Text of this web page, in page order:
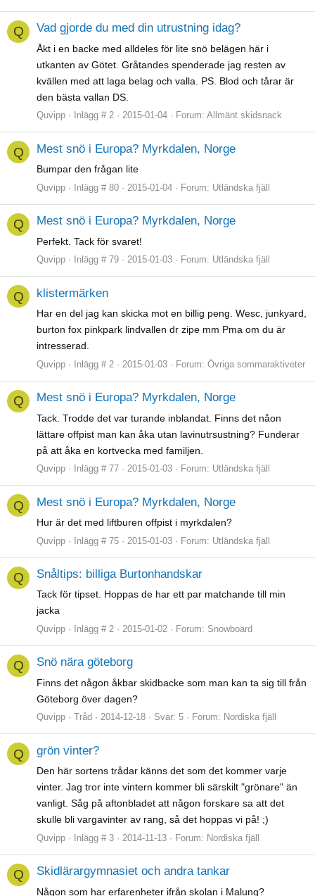
Q Vad gjorde du med din utrustning idag?
Åkt i en backe med alldeles för lite snö belägen här i
utkanten av Götet. Gråtandes spenderade jag resten av
kvällen med att laga belag och valla. PS. Blod och tårar är
den bästa vallan DS.
Quvipp Inlägg # 2 2015-01-04 Forum: Allmänt skidsnack
Q Mest snö i Europa? Myrkdalen, Norge
Bumpar den frågan lite
Quvipp Inlägg # 80 2015-01-04 Forum: Utländska fjäll
Q Mest snö i Europa? Myrkdalen, Norge
Perfekt. Tack för svaret!
Quvipp Inlägg # 79 2015-01-03 Forum: Utländska fjäll
Q klistermärken
Har en del jag kan skicka mot en billig peng. Wesc, junkyard,
burton fox pinkpark lindvallen dr zipe mm Pma om du är
intresserad.
Quvipp Inlägg # 2 2015-01-03 Forum: Övriga sommaraktiveter
Q Mest snö i Europa? Myrkdalen, Norge
Tack. Trodde det var turande inblandat. Finns det nåon
lättare offpist man kan åka utan lavinutrsustning? Funderar
på att åka en kortvecka med familjen.
Quvipp Inlägg # 77 2015-01-03 Forum: Utländska fjäll
Q Mest snö i Europa? Myrkdalen, Norge
Hur är det med liftburen offpist i myrkdalen?
Quvipp Inlägg # 75 2015-01-03 Forum: Utländska fjäll
Q Snåltips: billiga Burtonhandskar
Tack för tipset. Hoppas de har ett par matchande till min
jacka
Quvipp Inlägg # 2 2015-01-02 Forum: Snowboard
Q Snö nära göteborg
Finns det någon åkbar skidbacke som man kan ta sig till från
Göteborg över dagen?
Quvipp Tråd 2014-12-18 Svar: 5 Forum: Nordiska fjäll
Q grön vinter?
Den här sortens trådar känns det som det kommer varje
vinter. Jag tror inte vintern kommer bli särskilt "grönare" än
vanligt. Såg på aftonbladet att någon forskare sa att det
skulle bli vargavinter av rang, så det hoppas vi på! ;)
Quvipp Inlägg # 3 2014-11-13 Forum: Nordiska fjäll
Q Skidlärargymnasiet och andra tankar
Någon som har erfarenheter ifrån skolan i Malung?